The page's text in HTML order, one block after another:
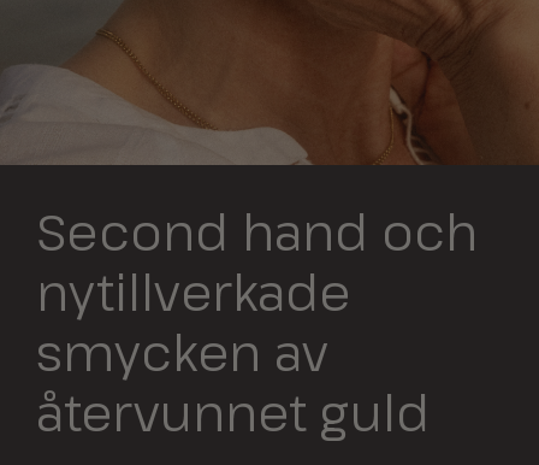
Second hand och
nytillverkade
smycken av
återvunnet guld